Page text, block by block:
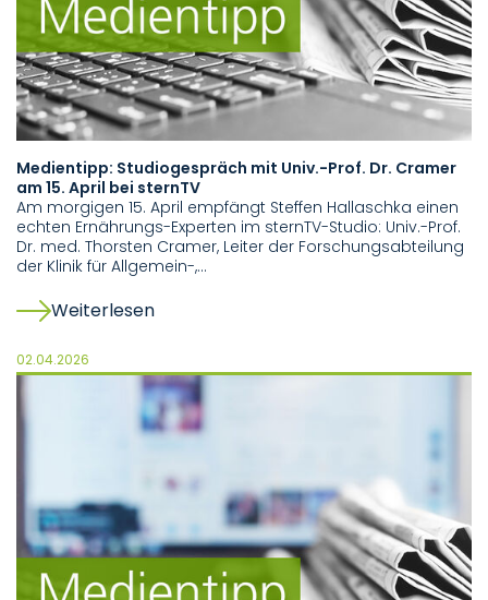
Medientipp: Studiogespräch mit Univ.-Prof. Dr. Cramer
am 15. April bei sternTV
Am morgigen 15. April empfängt Steffen Hallaschka einen
echten Ernährungs-Experten im sternTV-Studio: Univ.-Prof.
Dr. med. Thorsten Cramer, Leiter der Forschungsabteilung
der Klinik für Allgemein-,…
Weiterlesen
02.04.2026